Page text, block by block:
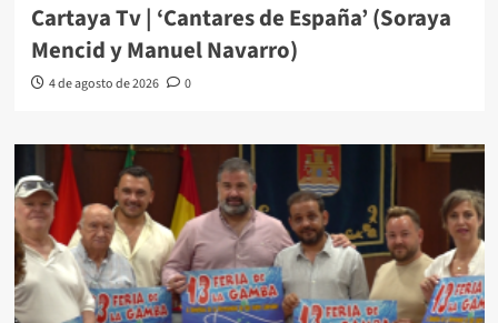
Cartaya Tv | ‘Cantares de España’ (Soraya
Mencid y Manuel Navarro)
4 de agosto de 2026 0